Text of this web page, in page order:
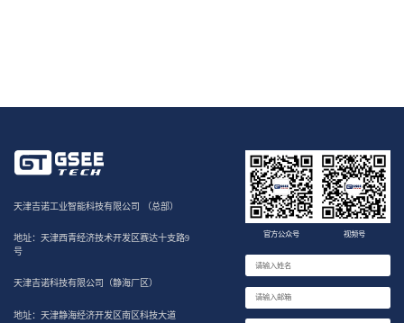
天津吉诺工业智能科技有限公司 （总部）
地址：天津西青经济技术开发区赛达十支路9
号
天津吉诺科技有限公司（静海厂区）
地址：天津静海经济开发区南区科技大道
官方公众号 视频号